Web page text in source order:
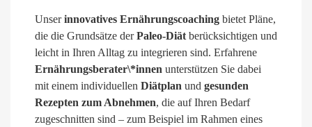
Unserinnovatives Ernährungscoaching bietet Pläne,
die die Grundsätze derPaleo-Diät berücksichtigen und
leicht in Ihren Alltag zu integrieren sind. Erfahrene
Ernährungsberater\*innen unterstützen Sie dabei
mit einem individuellen Diätplan und gesunden
Rezepten zum Abnehmen, die auf Ihren Bedarf
zugeschnitten sind – zum Beispiel im Rahmen eines